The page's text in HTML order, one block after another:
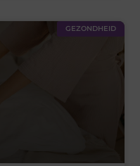
GEZONDHEID